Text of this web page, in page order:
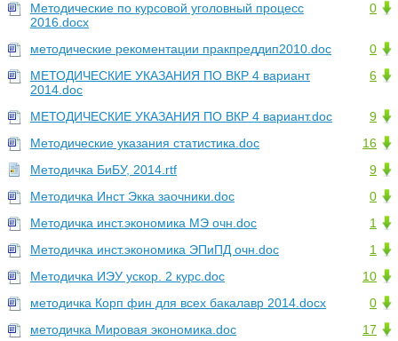
0
Методические по курсовой уголовный процесс
2016.docx
0
методические рекоментации пракпреддип2010.doc
6
МЕТОДИЧЕСКИЕ УКАЗАНИЯ ПО ВКР 4 вариант
2014.doc
9
МЕТОДИЧЕСКИЕ УКАЗАНИЯ ПО ВКР 4 вариант.doc
16
Методические указания статистика.doc
9
Методичка БиБУ, 2014.rtf
0
Методичка Инст Экка заочники.doc
1
Методичка инст.экономика МЭ очн.doc
1
Методичка инст.экономика ЭПиПД очн.doc
10
Методичка ИЭУ ускор. 2 курс.doc
0
методичка Корп фин для всех бакалавр 2014.docx
17
методичка Мировая экономика.doc